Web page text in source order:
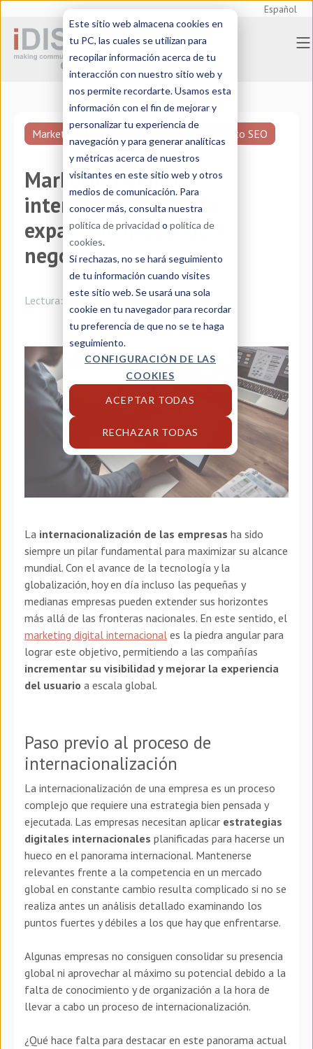
Este sitio web almacena cookies en
tu PC, las cuales se utilizan para
recopilar información acerca de tu
interacción con nuestro sitio web y
nos permite recordarte. Usamos esta
información con el fin de mejorar y
personalizar tu experiencia de
navegación y para generar analíticas
y métricas acerca de nuestros
visitantes en este sitio web y otros
medios de comunicación. Para
conocer más, consulta nuestra
política de privacidad o política de
cookies.
Si rechazas, no se hará seguimiento
de tu información cuando visites
este sitio web. Se usará una sola
cookie en tu navegador para recordar
tu preferencia de que no se te haga
seguimiento.
CONFIGURACIÓN DE LAS
COOKIES
ACEPTAR TODAS
RECHAZAR TODAS
Español
Marketing internacional Posicionamiento SEO
Marketing digital
internacional para la
expansión global de
negocios
Lectura: 4 minutos
La internacionalización de las empresas ha sido
siempre un pilar fundamental para maximizar su alcance
mundial. Con el avance de la tecnología y la
globalización, hoy en día incluso las pequeñas y
medianas empresas pueden extender sus horizontes
más allá de las fronteras nacionales. En este sentido, el
marketing digital internacional es la piedra angular para
lograr este objetivo, permitiendo a las compañías
incrementar su visibilidad y mejorar la experiencia
del usuario a escala global.
Paso previo al proceso de
internacionalización
La internacionalización de una empresa es un proceso
complejo que requiere una estrategia bien pensada y
ejecutada. Las empresas necesitan aplicar estrategias
digitales internacionales planificadas para hacerse un
hueco en el panorama internacional. Mantenerse
relevantes frente a la competencia en un mercado
global en constante cambio resulta complicado si no se
realiza antes un análisis detallado examinando los
puntos fuertes y débiles a los que hay que enfrentarse.
Algunas empresas no consiguen consolidar su presencia
global ni aprovechar al máximo su potencial debido a la
falta de conocimiento y de organización a la hora de
llevar a cabo un proceso de internacionalización.
¿Qué hace falta para destacar en este panorama actual